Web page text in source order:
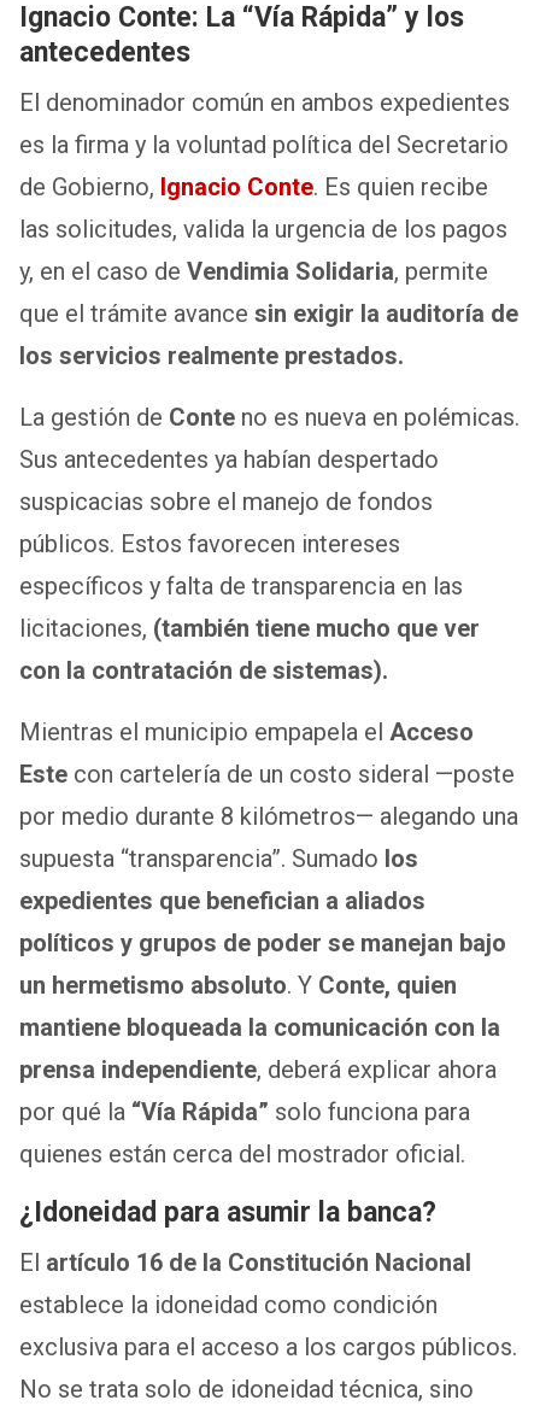
Ignacio Conte: La “Vía Rápida” y los
antecedentes
El denominador común en ambos expedientes
es la firma y la voluntad política del Secretario
de Gobierno, Ignacio Conte. Es quien recibe
las solicitudes, valida la urgencia de los pagos
y, en el caso de Vendimia Solidaria, permite
que el trámite avance sin exigir la auditoría de
los servicios realmente prestados.
La gestión de Conte no es nueva en polémicas.
Sus antecedentes ya habían despertado
suspicacias sobre el manejo de fondos
públicos. Estos favorecen intereses
específicos y falta de transparencia en las
licitaciones, (también tiene mucho que ver
con la contratación de sistemas).
Mientras el municipio empapela el Acceso
Este con cartelería de un costo sideral —poste
por medio durante 8 kilómetros— alegando una
supuesta “transparencia”. Sumado los
expedientes que benefician a aliados
políticos y grupos de poder se manejan bajo
un hermetismo absoluto. Y Conte, quien
mantiene bloqueada la comunicación con la
prensa independiente, deberá explicar ahora
por qué la “Vía Rápida” solo funciona para
quienes están cerca del mostrador oficial.
¿Idoneidad para asumir la banca?
El artículo 16 de la Constitución Nacional
establece la idoneidad como condición
exclusiva para el acceso a los cargos públicos.
No se trata solo de idoneidad técnica, sino